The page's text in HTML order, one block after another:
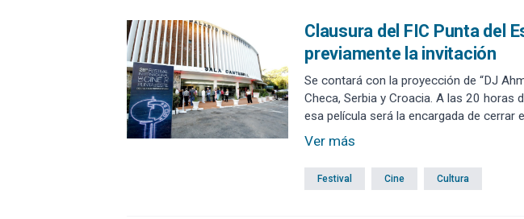
Clausura del FIC Punta del
previamente la invitación
Se contará con la proyección de “DJ
Checa, Serbia y Croacia. A las 20
esa película será la encargada de cerrar
Ver más
Festival Cine Cultura